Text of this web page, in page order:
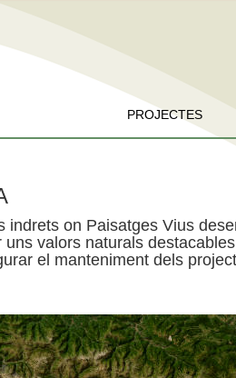
PROJECTES
indrets on Paisatges Vius
valors naturals
el manteniment dels